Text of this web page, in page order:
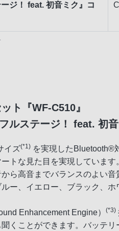
ジ！ feat. 初音ミク』コ
ト『WF-C510』
ルステージ！ feat. 初
イズ(*1) を実現したBluetooth®
トな見た目を実現しています
ら高音までバランスのよい
ー、イエロー、ブラック、ホ
Enhancement Engine） (*3)
くことができます。バッテ